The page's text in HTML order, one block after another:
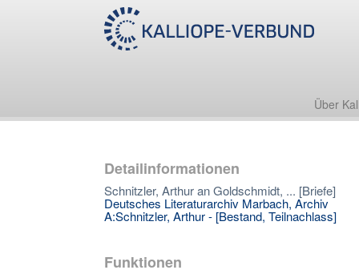
Über
Detailinformationen
Schnitzler, Arthur an Goldschmidt, ... [Briefe]
Deutsches Literaturarchiv Marbach, Archiv
A:Schnitzler, Arthur - [Bestand, Teilnachlass]
Funktionen